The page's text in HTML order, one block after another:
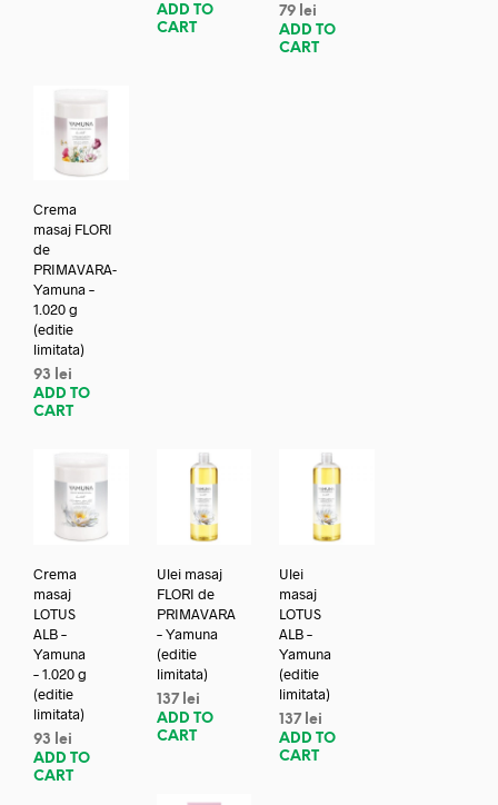
ADD TO
CART
79 lei
ADD TO
CART
Crema
masaj FLORI
de
PRIMAVARA-
Yamuna –
1.020 g
(editie
limitata)
93
lei
ADD TO
CART
Crema
masaj
LOTUS
ALB –
Yamuna
– 1.020 g
(editie
limitata)
93
lei
ADD TO
CART
Ulei masaj
FLORI de
PRIMAVARA
– Yamuna
(editie
limitata)
137 lei
ADD TO
CART
Ulei
masaj
LOTUS
ALB –
Yamuna
(editie
limitata)
137 lei
ADD TO
CART